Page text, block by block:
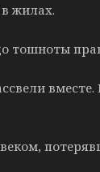
жилах.
тошноты
вместе.